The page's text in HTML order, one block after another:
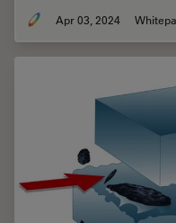
Apr 03, 2024